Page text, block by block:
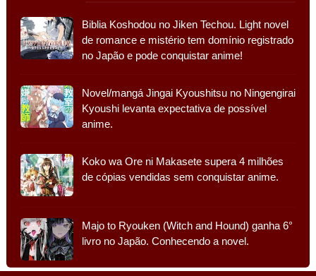
Biblia Koshodou no Jiken Techou. Light novel
de romance e mistério tem domínio registrado
no Japão e pode conquistar anime!
Novel/mangá Jingai Kyoushitsu no Ningengirai
Kyoushi levanta expectativa de possível
anime.
Koko wa Ore ni Makasete supera 4 milhões
de cópias vendidas sem conquistar anime.
Majo to Ryouken (Witch and Hound) ganha 6°
livro no Japão. Conhecendo a novel.